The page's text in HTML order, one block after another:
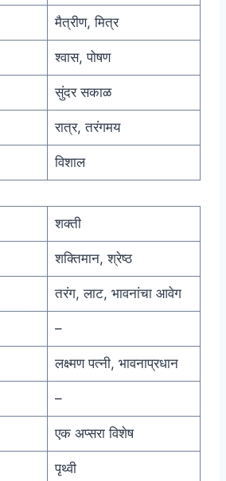
मैत्रीण, मित्र
श्वास, पोषण
सुंदर सकाळ
रात्र, तरंगमय
विशाल
शक्ती
शक्तिमान, श्रेष्ठ
तरंग, लाट, भावनांचा आवेग
–
लक्ष्मण पत्नी, भावनाप्रधान
–
एक अप्सरा विशेष
पृथ्वी